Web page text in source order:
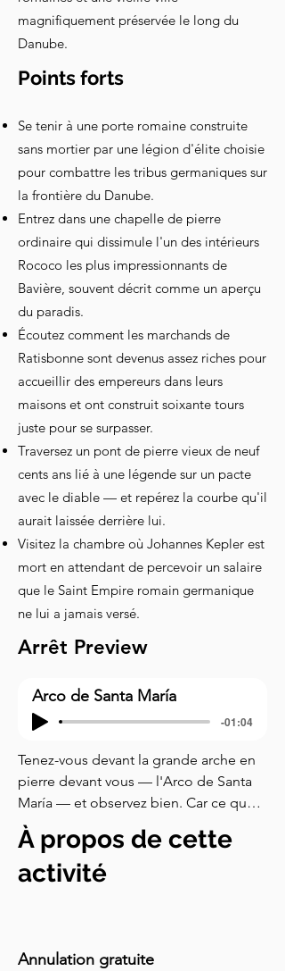
magnifiquement préservée le long du
Danube.
Points forts
Se tenir à une porte romaine construite
sans mortier par une légion d'élite choisie
pour combattre les tribus germaniques sur
la frontière du Danube.
Entrez dans une chapelle de pierre
ordinaire qui dissimule l'un des intérieurs
Rococo les plus impressionnants de
Bavière, souvent décrit comme un aperçu
du paradis.
Écoutez comment les marchands de
Ratisbonne sont devenus assez riches pour
accueillir des empereurs dans leurs
maisons et ont construit soixante tours
juste pour se surpasser.
Traversez un pont de pierre vieux de neuf
cents ans lié à une légende sur un pacte
avec le diable — et repérez la courbe qu'il
aurait laissée derrière lui.
Visitez la chambre où Johannes Kepler est
mort en attendant de percevoir un salaire
que le Saint Empire romain germanique
ne lui a jamais versé.
Arrêt Preview
Arco de Santa María
-01:04
Tenez-vous devant la grande arche en
pierre devant vous — l'Arco de Santa
María — et observez bien. Car ce que
vous voyez n'est pas juste une porte.
C'est un mur d'histoire. Chaque statue,
chaque détail sculpté sur cette façade
est Burgos qui se présente à vous. Mais
plein dans la Reconquista — des
À propos de cette
activité
Annulation gratuite